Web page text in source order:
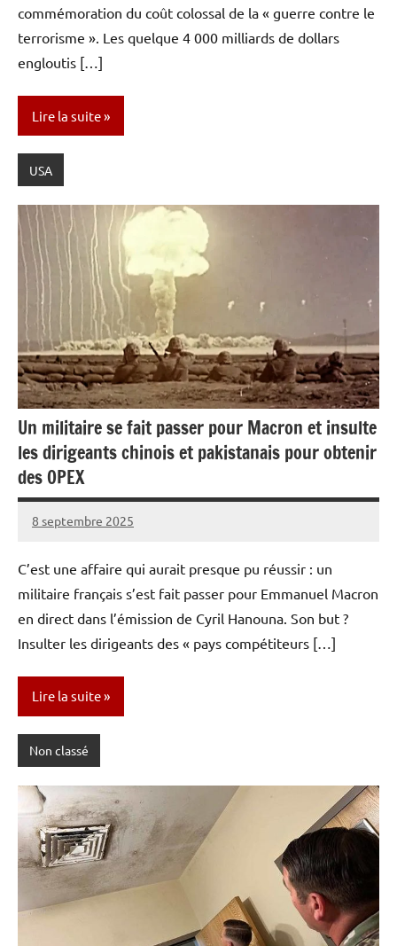
commémoration du coût colossal de la « guerre contre le
terrorisme ». Les quelque 4 000 milliards de dollars
engloutis […]
Lire la suite
USA
Un militaire se fait passer pour Macron et insulte
les dirigeants chinois et pakistanais pour obtenir
des OPEX
8 septembre 2025
Caporal
Aucun
C’est une affaire qui aurait presque pu réussir : un
militaire français s’est fait passer pour Emmanuel Macron
en direct dans l’émission de Cyril Hanouna. Son but ?
Insulter les dirigeants des « pays compétiteurs […]
Lire la suite
Non classé